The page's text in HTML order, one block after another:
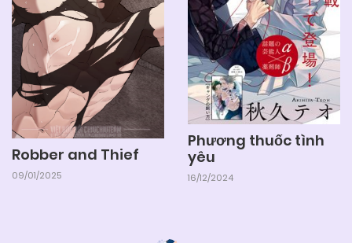
Robber and Thief
09/01/2025
Phương thuốc tình
yêu
16/12/2024